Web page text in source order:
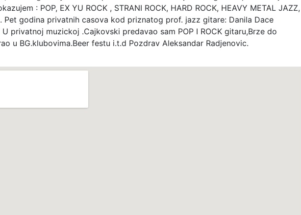
: POP, EX YU ROCK , STRANI ROCK, HARD ROCK, HEAVY METAL JAZZ,
. Pet godina privatnih casova kod priznatog prof. jazz gitare: Danila Dace
privatnoj muzickoj .Cajkovski predavao sam POP I ROCK gitaru,Brze do
u BG.klubovima.Beer festu i.t.d Pozdrav Aleksandar Radjenovic.